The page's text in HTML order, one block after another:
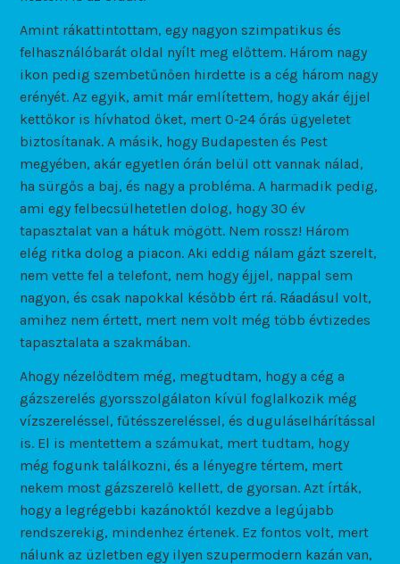
Amint rákattintottam, egy nagyon szimpatikus és
felhasználóbarát oldal nyílt meg előttem. Három nagy
ikon pedig szembetűnően hirdette is a cég három nagy
erényét. Az egyik, amit már említettem, hogy akár éjjel
kettőkor is hívhatod őket, mert 0-24 órás ügyeletet
biztosítanak. A másik, hogy Budapesten és Pest
megyében, akár egyetlen órán belül ott vannak nálad,
ha sürgős a baj, és nagy a probléma. A harmadik pedig,
ami egy felbecsülhetetlen dolog, hogy 30 év
tapasztalat van a hátuk mögött. Nem rossz! Három
elég ritka dolog a piacon. Aki eddig nálam gázt szerelt,
nem vette fel a telefont, nem hogy éjjel, nappal sem
nagyon, és csak napokkal később ért rá. Ráadásul volt,
amihez nem értett, mert nem volt még több évtizedes
tapasztalata a szakmában.
Ahogy nézelődtem még, megtudtam, hogy a cég a
gázszerelés gyorsszolgálaton kívül foglalkozik még
vízszereléssel, fűtésszereléssel, és duguláselhárítással
is. El is mentettem a számukat, mert tudtam, hogy
még fogunk találkozni, és a lényegre tértem, mert
nekem most gázszerelő kellett, de gyorsan. Azt írták,
hogy a legrégebbi kazánoktól kezdve a legújabb
rendszerekig, mindenhez értenek. Ez fontos volt, mert
nálunk az üzletben egy ilyen szupermodern kazán van,